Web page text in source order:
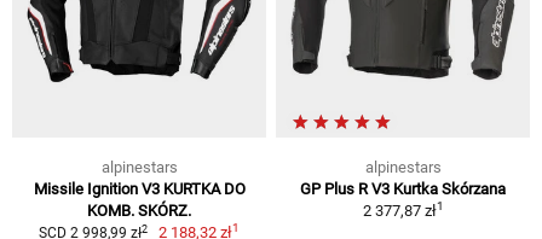
alpinestars
Missile Ignition V3 KURTKA DO
KOMB. SKÓRZ.
SCD 2 998,99 zł2 2 188,32 zł1
alpinestars
GP Plus R V3 Kurtka Skórzana
2 377,87 zł1